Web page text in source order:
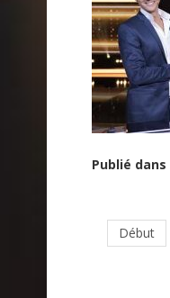
Publié dans
Début